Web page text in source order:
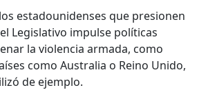
estadounidenses que presionen
Legislativo impulse políticas
la violencia armada, como
como Australia o Reino Unido,
de ejemplo.